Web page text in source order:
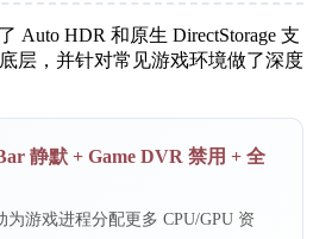
Auto HDR 和原生 DirectStorage 支
层，并针对常见游戏环境做了深度
静默 + Game DVR 禁用 + 全
游戏进程分配更多 CPU/GPU 资